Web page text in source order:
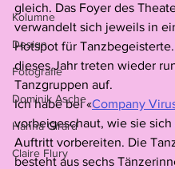
Kolumne
Design
Fotografie
Dominik Asche
Hanna Girard
Claire Flury
gleich. Das Foyer des
verwandelt sich jeweils in
Hotspot für
dieses Jahr treten wieder
Tanzgruppen auf.
Ich habe bei «Company
vorbeigeschaut, wie sie sich
Auftritt vorbereiten. Die
besteht aus sechs